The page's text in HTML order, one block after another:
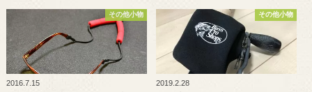
その他小物
2016.7.15
その他小物
2019.2.28